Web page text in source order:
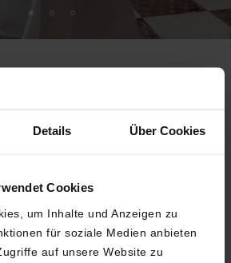
Details Über Cookies
Cookies
um Inhalte und Anzeigen zu
für soziale Medien anbieten
auf unsere Website zu
ELEGANZ
Ihre Gäste mit etwas ganz
Besonderem.